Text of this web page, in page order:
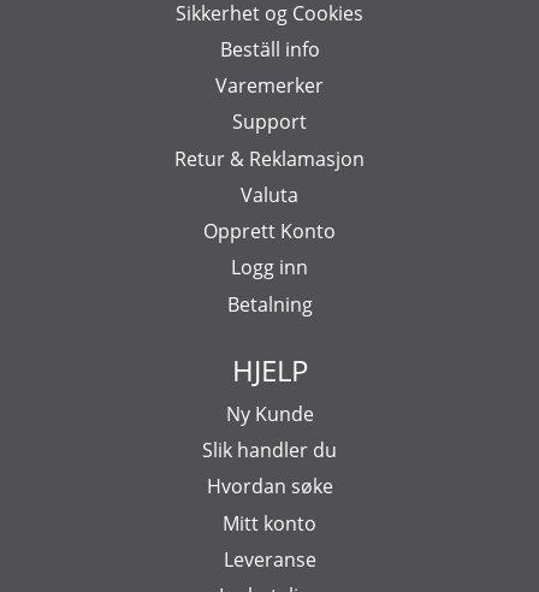
Sikkerhet og Cookies
Beställ info
Varemerker
Support
Retur & Reklamasjon
Valuta
Opprett Konto
Logg inn
Betalning
HJELP
Ny Kunde
Slik handler du
Hvordan søke
Mitt konto
Leveranse